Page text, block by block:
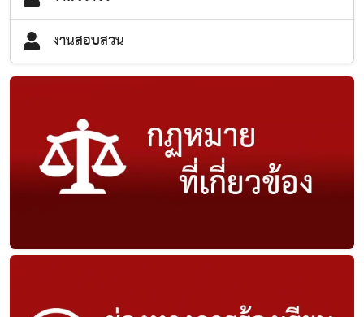
งานสอบสวน